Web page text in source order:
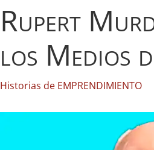
Rupert
los Medios
Historias de EMPRENDIMIENTO